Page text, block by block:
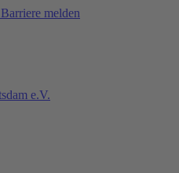
Barriere melden